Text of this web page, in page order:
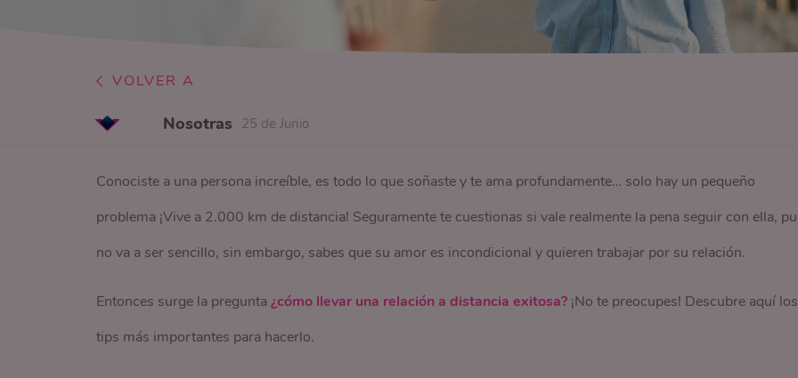
VOLVER A
Nosotras 25 de Junio
Conociste a una persona increíble, es todo lo que soñaste y te ama profundamente… solo hay un pequeño
problema ¡Vive a 2.000 km de distancia! Seguramente te cuestionas si vale realmente la pena seguir con ella,
no va a ser sencillo, sin embargo, sabes que su amor es incondicional y quieren trabajar por su relación.
Entonces surge la pregunta ¿cómo llevar una relación a distancia exitosa?¡No te preocupes! Descubre aquí los
tips más importantes para hacerlo.